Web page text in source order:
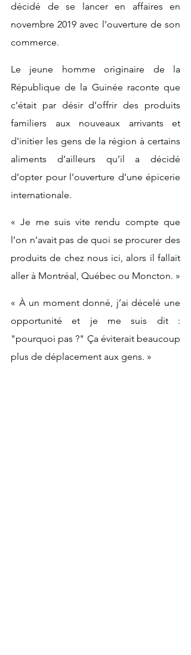
décidé de se lancer en affaires en
novembre 2019 avec l’ouverture de son
commerce.
Le jeune homme originaire de la
République de la Guinée raconte que
c’était par désir d’offrir des produits
familiers aux nouveaux arrivants et
d'initier les gens de la région à certains
aliments d’ailleurs qu’il a décidé
d’opter pour l’ouverture d’une épicerie
internationale.
« Je me suis vite rendu compte que
l’on n’avait pas de quoi se procurer des
produits de chez nous ici, alors il fallait
aller à Montréal, Québec ou Moncton. »
« À un moment donné, j’ai décelé une
opportunité et je me suis dit :
"pourquoi pas ?" Ça éviterait beaucoup
plus de déplacement aux gens. »